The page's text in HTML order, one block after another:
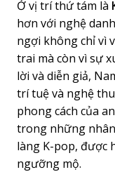
Ở vị trí thứ tám là
hơn với nghệ
ngợi không chỉ vì
trai mà còn vì sự
lời và diễn giả,
trí tuệ và nghệ
phong cách của
trong những
làng K-pop, được
ngưỡng mộ.